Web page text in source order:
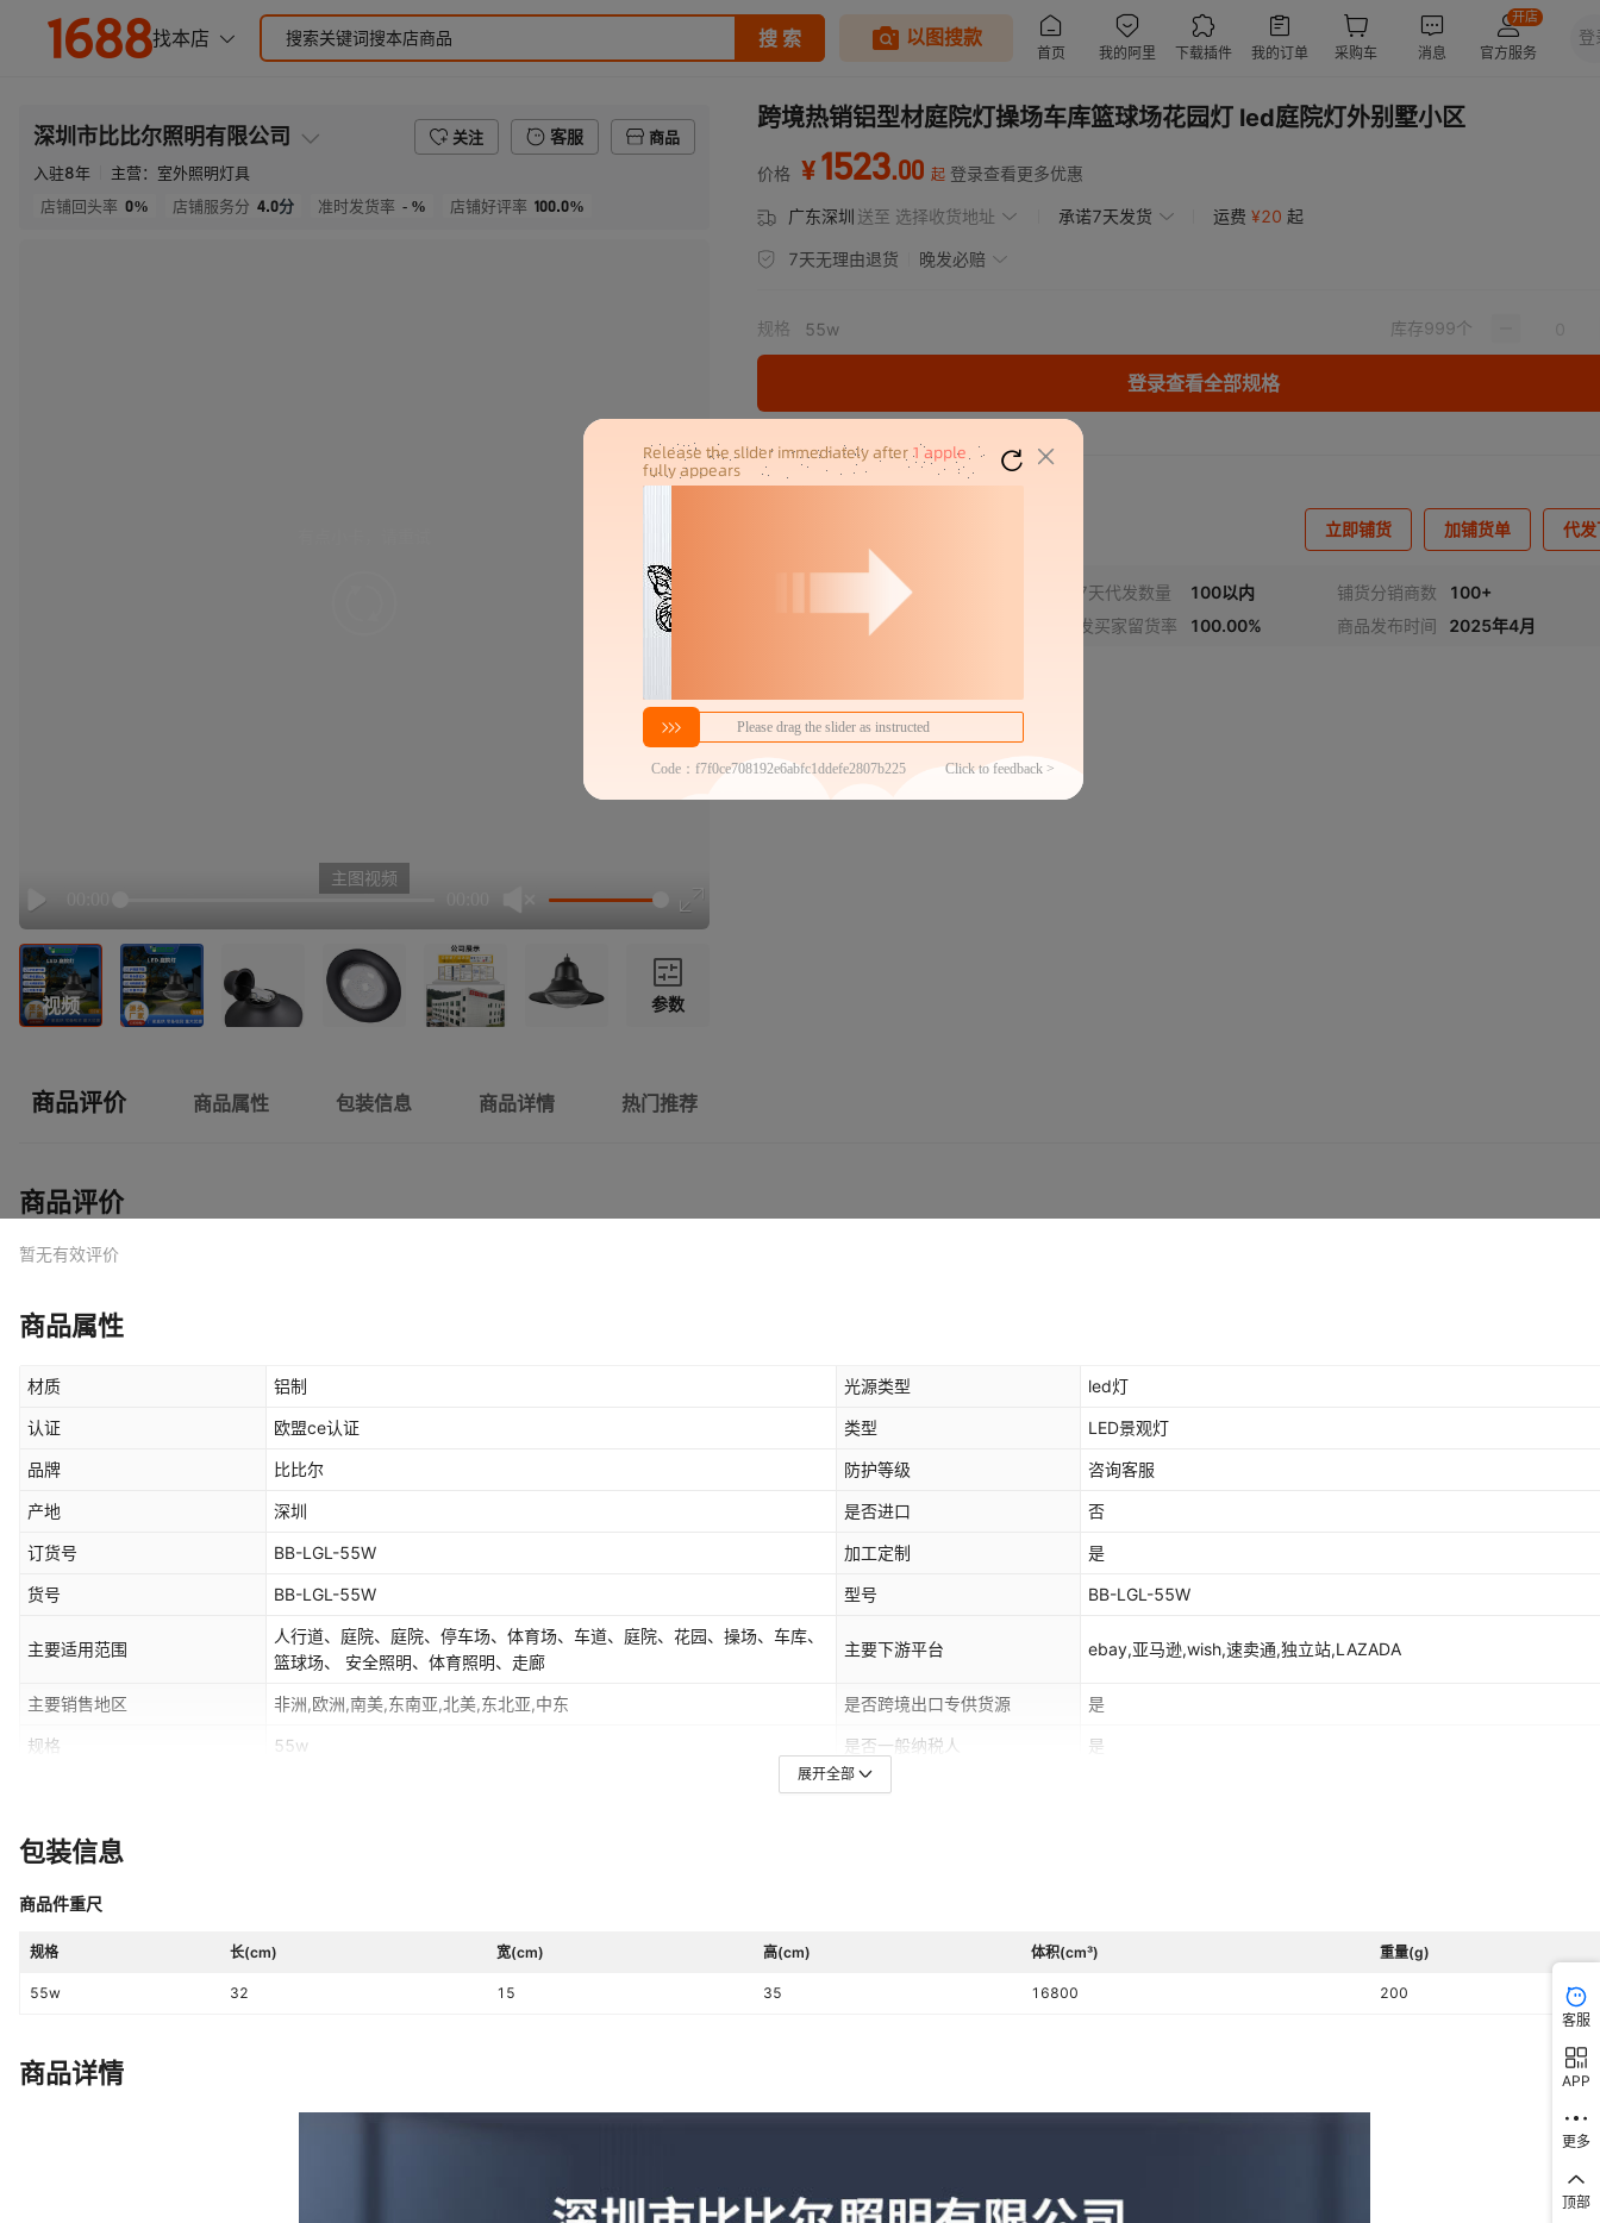
深圳市比比尔照明有限公司 关注 客服
商品
入驻8年 主营： 室外照明灯具
店铺回头率 0% 店铺服务分 4.0分 准时发货率 - % 店铺好评率 100.0%
Play
主图视频
视频 参数
跨境热销铝型材庭院灯操场车库篮球场花园灯 led庭院灯外别墅小区
价格 ¥1523.00 起 登录查看更多优惠
广东深圳 送至 选择收货地址 承诺7天发货 运费 ¥20 起
7天无理由退货 晚发必赔
规格 55w 库存999个
登录查看全部规格
分销代发
立即铺货 加铺货单 代
近7天代发数量 100以内 铺货分销商数
100+
代发品质达标率
代发买家留货率 100.00% 商品发布时间 2025年4月
商品评价 商品属性 包装信息 商品详情 热门推荐
商品评价
暂无有效评价
商品属性
材质 铝制 光源类型 led灯
认证 欧盟ce认证 类型 LED景观灯
品牌 比比尔 防护等级 咨询客服
产地 深圳 是否进口 否
订货号 BB-LGL-55W 加工定制 是
货号 BB-LGL-55W 型号 BB-LGL-55W
主要适用范围
人行道、庭院、庭院、停车场、体育场、车道、庭院、花园、操场、车库、
篮球场、 安全照明、体育照明、走廊
主要下游平台 ebay,亚马逊,wish,速卖通,独立站,LAZADA
主要销售地区 非洲,欧洲,南美,东南亚,北美,东北亚,中东 是否跨境出口专供货源 是
规格 55w 是否一般纳税人 是
证书编号
展开全部
包装信息
商品件重尺
规格 长(cm) 宽(cm) 高(cm) 体积(cm³) 重量(g)
55w 32 15 35 16800 200
商品详情
客服
APP
更多
顶部